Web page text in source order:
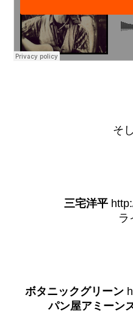
そ
三宅洋平
ラ
ボタニックグリーン
パン屋アミーン